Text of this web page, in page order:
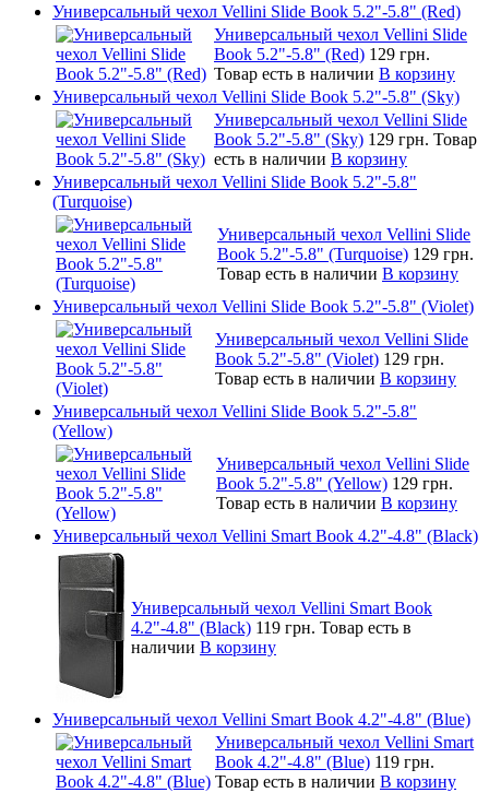
Универсальный чехол Vellini Slide Book 5.2"-5.8" (Red)
Универсальный чехол Vellini Slide
Book 5.2"-5.8" (Red) 129 грн.
Товар есть в наличии В корзину
Универсальный чехол Vellini Slide Book 5.2"-5.8" (Sky)
Универсальный чехол Vellini Slide
Book 5.2"-5.8" (Sky) 129 грн. Товар
есть в наличии В корзину
Универсальный чехол Vellini Slide Book 5.2"-5.8"
(Turquoise)
Универсальный чехол Vellini Slide
Book 5.2"-5.8" (Turquoise) 129 грн.
Товар есть в наличии В корзину
Универсальный чехол Vellini Slide Book 5.2"-5.8" (Violet)
Универсальный чехол Vellini Slide
Book 5.2"-5.8" (Violet) 129 грн.
Товар есть в наличии В корзину
Универсальный чехол Vellini Slide Book 5.2"-5.8"
(Yellow)
Универсальный чехол Vellini Slide
Book 5.2"-5.8" (Yellow) 129 грн.
Товар есть в наличии В корзину
Универсальный чехол Vellini Smart Book 4.2"-4.8" (Black)
Универсальный чехол Vellini Smart Book
4.2"-4.8" (Black) 119 грн. Товар есть в
наличии В корзину
Универсальный чехол Vellini Smart Book 4.2"-4.8" (Blue)
Универсальный чехол Vellini Smart
Book 4.2"-4.8" (Blue) 119 грн.
Товар есть в наличии В корзину